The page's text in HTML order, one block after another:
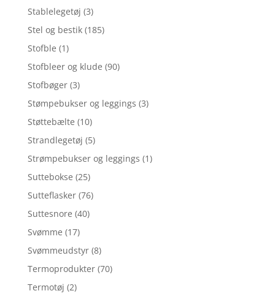
Stablelegetøj (3)
Stel og bestik (185)
Stofble (1)
Stofbleer og klude (90)
Stofbøger (3)
Stømpebukser og leggings (3)
Støttebælte (10)
Strandlegetøj (5)
Strømpebukser og leggings (1)
Suttebokse (25)
Sutteflasker (76)
Suttesnore (40)
Svømme (17)
Svømmeudstyr (8)
Termoprodukter (70)
Termotøj (2)